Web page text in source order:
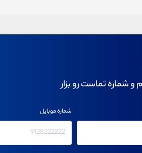
و شماره تماست رو بزار
شماره موبایل